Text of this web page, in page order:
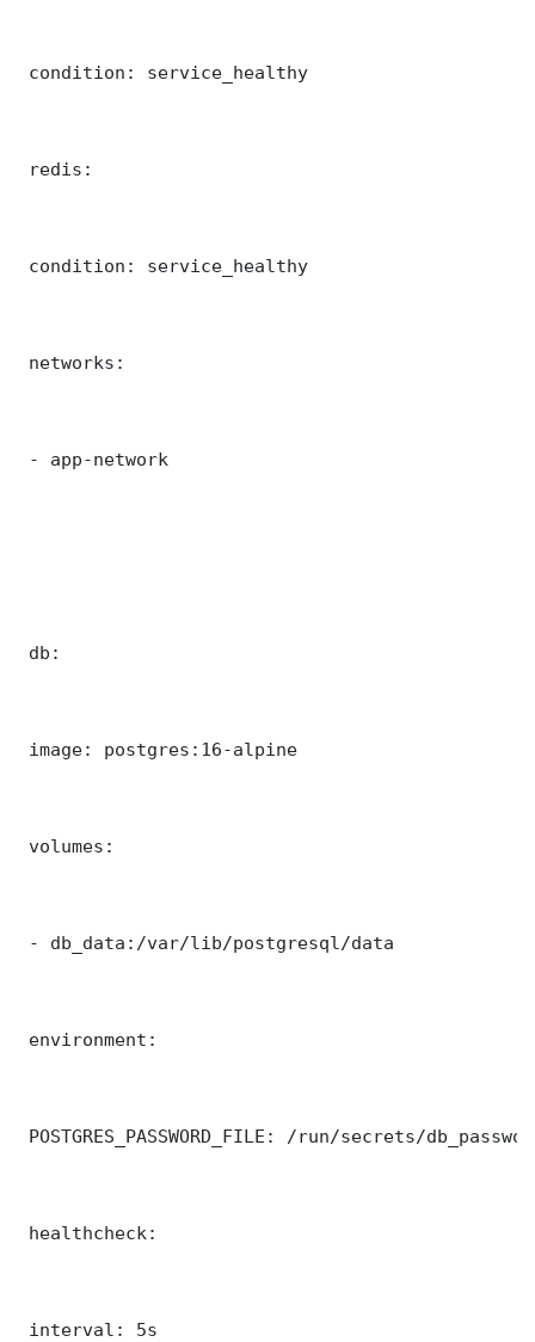
condition: service_healthy
redis:
condition: service_healthy
networks:
- app-network
db:
image: postgres:16-alpine
volumes:
- db_data:/var/lib/postgresql/data
environment:
POSTGRES_PASSWORD_FILE: /run/secrets/
healthcheck:
interval: 5s